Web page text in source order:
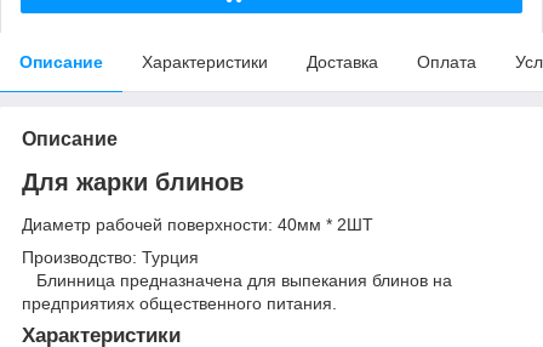
Описание Характеристики Доставка Оплата
Описание
Для жарки блинов
Диаметр рабочей поверхности: 40мм * 2ШТ
Производство: Турция
Блинница предназначена для выпекания блинов на
предприятиях общественного питания.
Характеристики